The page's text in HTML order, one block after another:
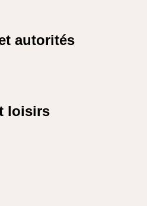
autorités
loisirs